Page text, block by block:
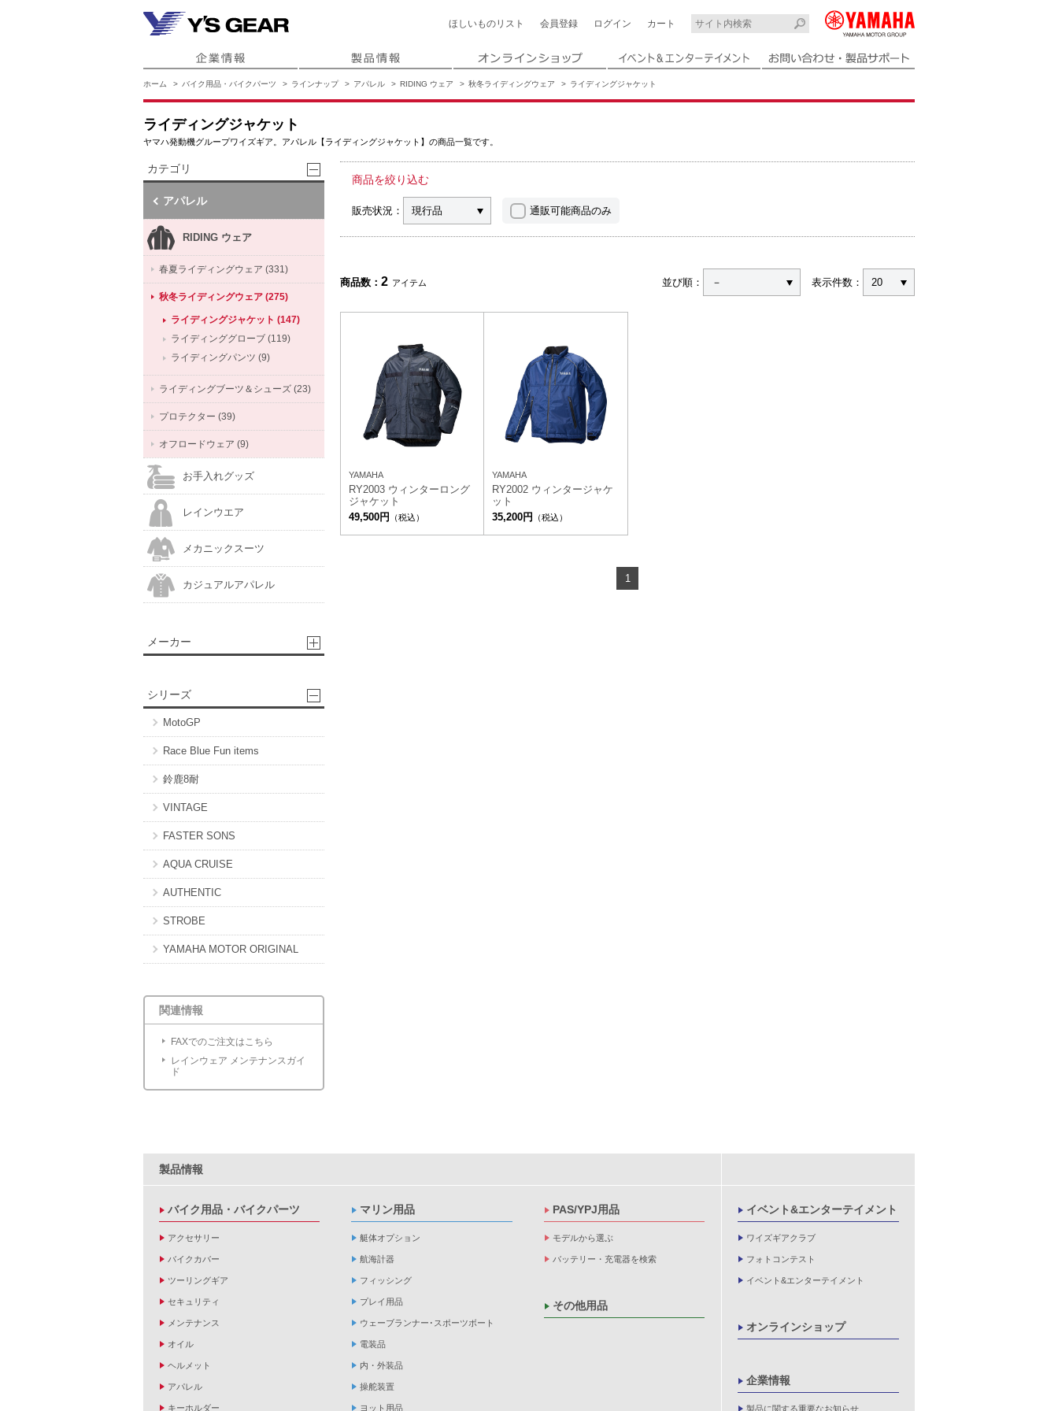
ほしいもの リスト 会員登録 ログイン カート
ホーム バイク用品・バイクパーツ ラインナップ アパレル RIDING ウェア 秋冬ライディングウェア ライディングジャケット
ライディングジャケット
ヤマハ発動機グループワイズギア。アパレル【ライディングジャケット】の商品一覧です。
商品を絞り込む
販売状況： 現行品 通販可能商品のみ
商品数：2 アイテム 並び順： － 表示件数： 20
YAMAHA
RY2003 ウィンターロング
ジャケット
49,500円
（税込）
YAMAHA
RY2002 ウィンタージャケ
ット
35,200円
（税込）
1
カテゴリ
アパレル
RIDING ウェア
春夏ライディングウェア (331)
秋冬ライディングウェア (275)
ライディングジャケット (147)
ライディンググローブ (119)
ライディングパンツ (9)
ライディングブーツ＆シューズ (23)
プロテクター (39)
オフロードウェア (9)
お手入れグッズ
レインウエア
メカニックスーツ
カジュアルアパレル
メーカー
シリーズ
MotoGP
Race Blue Fun items
鈴鹿8耐
VINTAGE
FASTER SONS
AQUA CRUISE
AUTHENTIC
STROBE
YAMAHA MOTOR ORIGINAL
関連情報
FAXでのご注文はこちら
レインウェア メンテナンスガイ
ド
製品情報
バイク用品・バイクパーツ
アクセサリー
バイクカバー
ツーリングギア
セキュリティ
メンテナンス
オイル
ヘルメット
アパレル
キーホルダー
マリン用品
艇体オプション
航海計器
フィッシング
プレイ用品
ウェーブランナー･スポーツボート
電装品
内・外装品
操舵装置
ヨット用品
PAS/YPJ用品
モデルから選ぶ
バッテリー・充電器を検索
その他用品
イベント&エンターテイメント
ワイズギアクラブ
フォトコンテスト
イベント&エンターテイメント
オンラインショップ
企業情報
製品に関する重要なお知らせ